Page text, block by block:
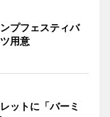
プフェスティバ
用意
ットに「バーミ